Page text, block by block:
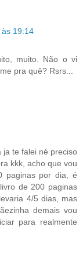
19:14
muito. Não o vi
pra quê? Rsrs...
ja te falei né preciso
kkk, acho que vou
paginas por dia, é
de 200 paginas
4/5 dias, mas
demais vou
para realmente